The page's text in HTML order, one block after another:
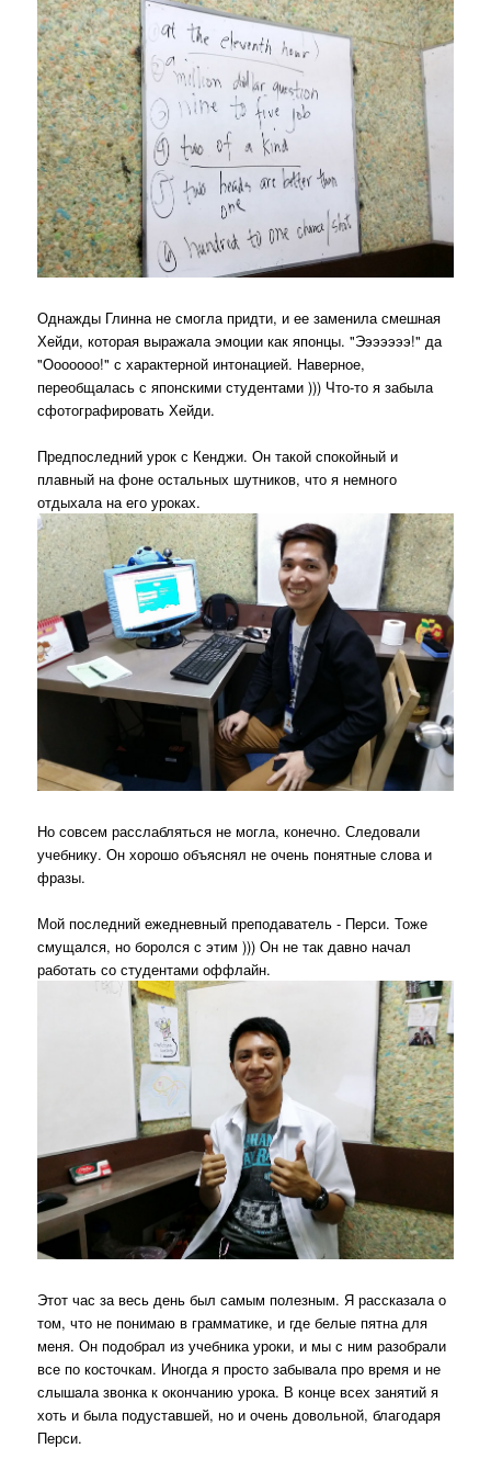
Однажды Глинна не смогла придти, и ее заменила смешная
Хейди, которая выражала эмоции как японцы. "Эээээээ!" да
"Ооооооо!" с характерной интонацией. Наверное,
переобщалась с японскими студентами ))) Что-то я забыла
сфотографировать Хейди.
Предпоследний урок с Кенджи. Он такой спокойный и
плавный на фоне остальных шутников, что я немного
отдыхала на его уроках.
Но совсем расслабляться не могла, конечно. Следовали
учебнику. Он хорошо объяснял не очень понятные слова и
фразы.
Мой последний ежедневный преподаватель - Перси. Тоже
смущался, но боролся с этим ))) Он не так давно начал
работать со студентами оффлайн.
Этот час за весь день был самым полезным. Я рассказала о
том, что не понимаю в грамматике, и где белые пятна для
меня. Он подобрал из учебника уроки, и мы с ним разобрали
все по косточкам. Иногда я просто забывала про время и не
слышала звонка к окончанию урока. В конце всех занятий я
хоть и была подуставшей, но и очень довольной, благодаря
Перси.